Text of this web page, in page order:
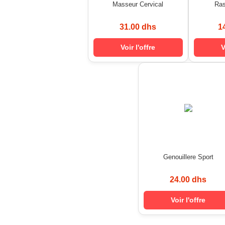
Masseur Cervical
31.00 dhs
Voir l'offre
Genouillere Sport
24.00 dhs
Voir l'offre